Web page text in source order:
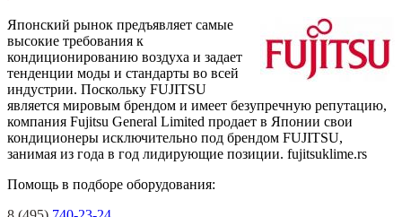
Японский рынок предъявляет самые
высокие требования к
кондиционированию воздуха и задает
тенденции моды и стандарты во всей
индустрии. Поскольку FUJITSU
является мировым брендом и имеет безупречную репутацию,
компания Fujitsu General Limited продает в Японии свои
кондиционеры исключительно под брендом FUJITSU,
занимая из года в год лидирующие позиции. fujitsuklime.rs
Помощь в подборе оборудования: